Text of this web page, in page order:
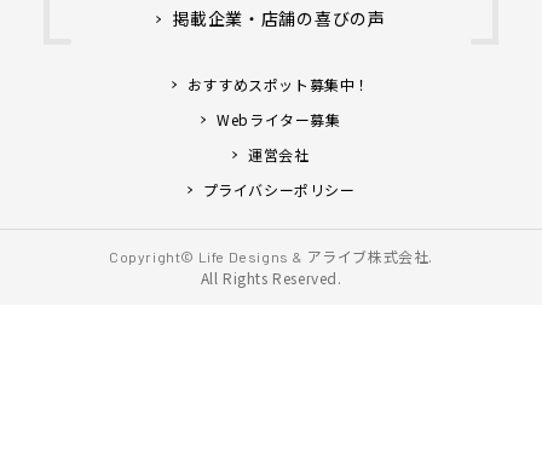
掲載企業・店舗の喜びの声
おすすめスポット募集中！
Webライター募集
運営会社
プライバシーポリシー
Copyright© Life Designs & アライブ株式会社.
All Rights Reserved.